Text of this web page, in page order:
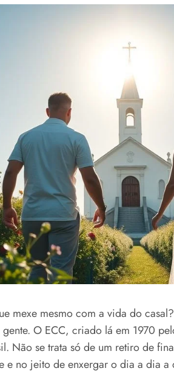
mexe mesmo com a vida do
O ECC, criado lá em 1970
Não se trata só de um retiro de
e no jeito de enxergar o dia a dia a